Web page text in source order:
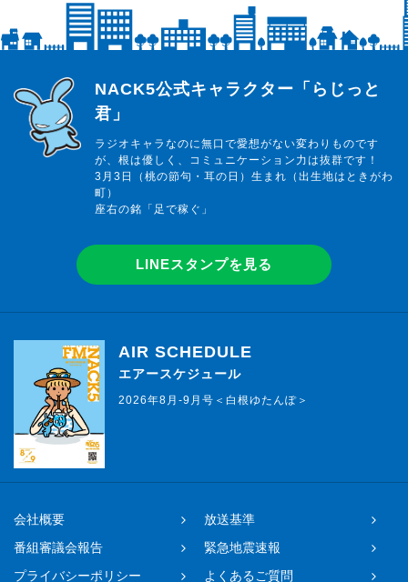
らじっと君
NACK5公式キャラクター「らじっと
君」
ラジオキャラなのに無口で愛想がない変わりものです
が、根は優しく、コミュニケーション力は抜群です！
3月3日（桃の節句・耳の日）生まれ（出生地はときがわ
町）
座右の銘「足で稼ぐ」
LINEスタンプを見る
AIR SCHEDULE
エアースケジュール
2026年8月-9月号＜白根ゆたんぽ＞
会社概要
放送基準
番組審議会報告
緊急地震速報
プライバシーポリシー
よくあるご質問